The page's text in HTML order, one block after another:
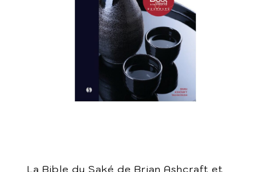
La Bible du Saké de Brian Ashcraft et